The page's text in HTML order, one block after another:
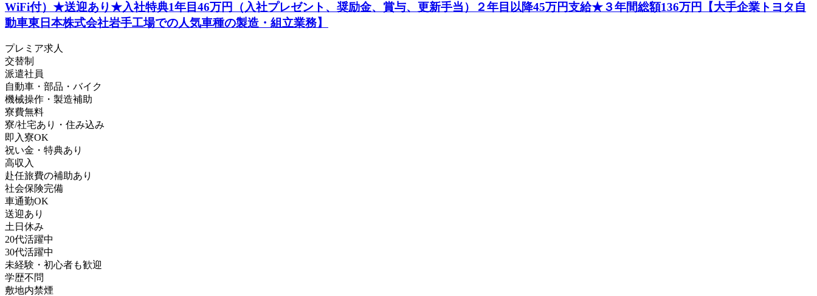
WiFi付）★送迎あり★入社特典1年目46万円（入社プレゼント、奨励金、賞与、更新手当）２年目以降45万円支給★３年間総額136万円【大手企業トヨタ自
動車東日本株式会社岩手工場での人気車種の製造・組立業務】
プレミア求人
交替制
派遣社員
自動車・部品・バイク
機械操作・製造補助
寮費無料
寮/社宅あり・住み込み
即入寮OK
祝い金・特典あり
高収入
赴任旅費の補助あり
社会保険完備
車通勤OK
送迎あり
土日休み
20代活躍中
30代活躍中
未経験・初心者も歓迎
学歴不問
敷地内禁煙